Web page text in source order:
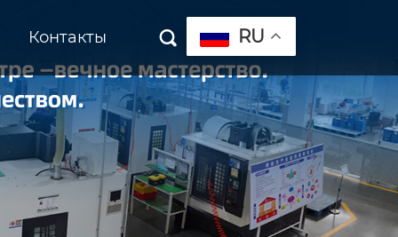
Контакты  RU